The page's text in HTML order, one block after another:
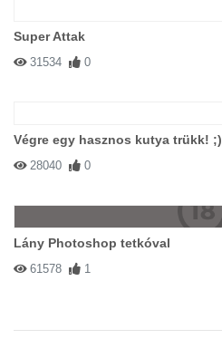
Super Attak
31534 0
Végre egy hasznos kutya trükk! ;)
28040 0
Lány Photoshop tetkóval
61578 1